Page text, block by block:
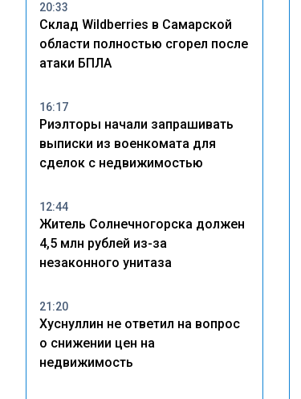
20:33
Склад Wildberries в Самарской
области полностью сгорел после
атаки БПЛА
16:17
Риэлторы начали запрашивать
выписки из военкомата для
сделок с недвижимостью
12:44
Житель Солнечногорска должен
4,5 млн рублей из-за
незаконного унитаза
21:20
Хуснуллин не ответил на вопрос
о снижении цен на
недвижимость